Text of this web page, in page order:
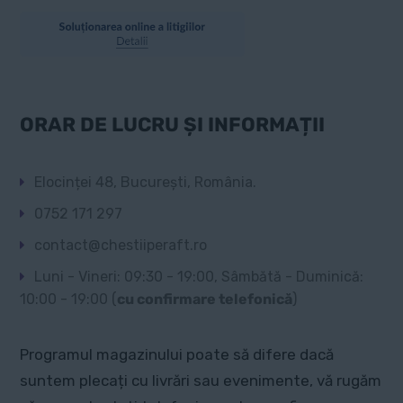
ORAR DE LUCRU ȘI INFORMAȚII
Elocinței 48, București, România.
0752 171 297
contact@chestiiperaft.ro
Luni - Vineri: 09:30 - 19:00, Sâmbătă - Duminică:
10:00 - 19:00 ( cu confirmare telefonică)
Programul magazinului poate să difere dacă
suntem plecați cu livrări sau evenimente, vă rugăm